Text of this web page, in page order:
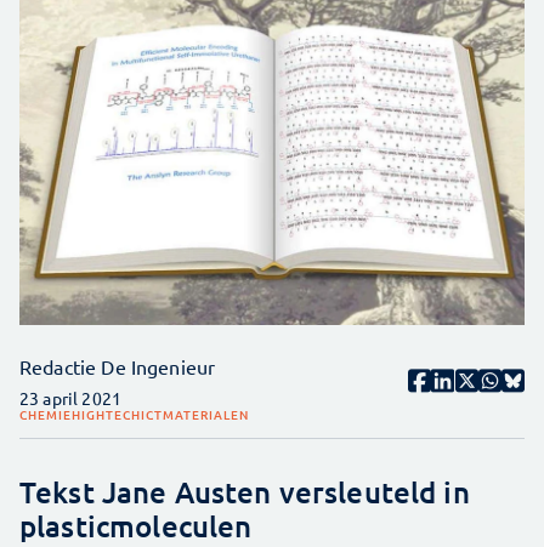
Redactie De Ingenieur
23 april 2021
CHEMIEHIGHTECHICTMATERIALEN
Tekst Jane Austen versleuteld in
plasticmoleculen